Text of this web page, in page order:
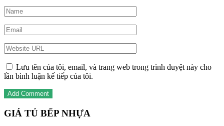
Lưu tên của tôi, email, và trang web trong trình duyệt này cho
lần bình luận kế tiếp của tôi.
GIÁ TỦ BẾP NHỰA